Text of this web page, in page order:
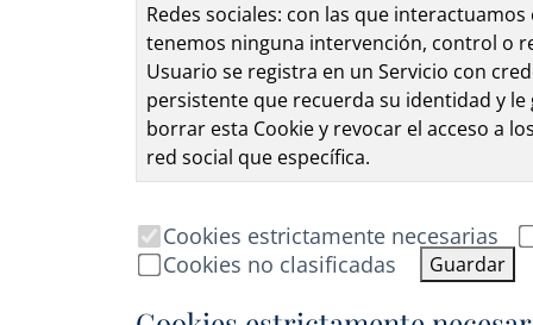
Redes sociales: con las que
tenemos ninguna intervención, control o
Usuario se registra en un Servicio con
persistente que recuerda su identidad y
borrar esta Cookie y revocar el acceso a
red social que específica.
Cookies estrictamente necesarias
Cookies no clasificadas
Guardar